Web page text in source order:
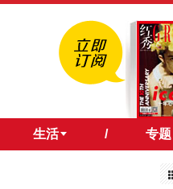
生活 / 专题